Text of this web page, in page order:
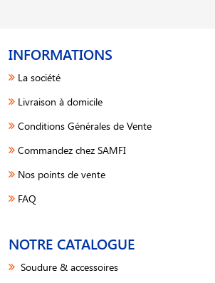
INFORMATIONS
La société
Livraison à domicile
Conditions Générales de Vente
Commandez chez SAMFI
Nos points de vente
FAQ
NOTRE CATALOGUE
Soudure & accessoires